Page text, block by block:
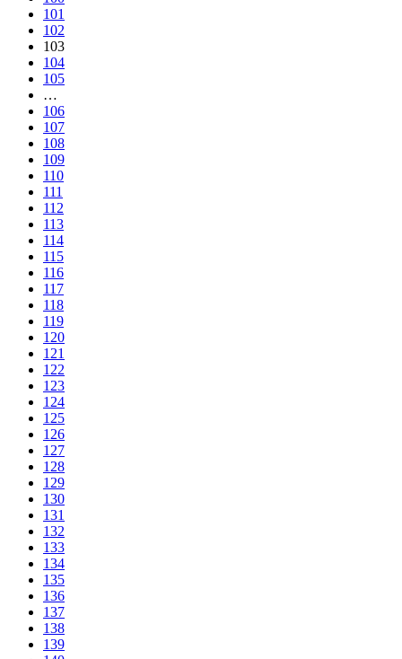
101
102
103
104
105
…
106
107
108
109
110
111
112
113
114
115
116
117
118
119
120
121
122
123
124
125
126
127
128
129
130
131
132
133
134
135
136
137
138
139